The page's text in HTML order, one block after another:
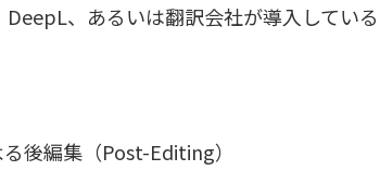
、あるいは翻訳会社が導入してい
後編集（Post-Editing）